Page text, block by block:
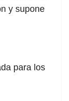
y supone
para los